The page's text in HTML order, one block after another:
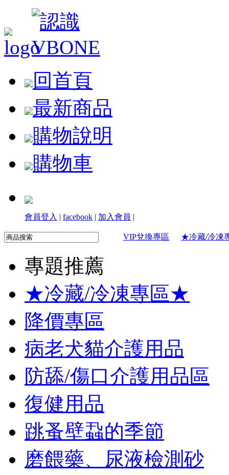
回首頁
最新商品
購物說明
購物車
會員登入 | facebook | 加入會員 |
VIP兌換專區 ★冷藏/冷凍
專題推薦
★冷藏/冷凍專區★
降價專區
病老犬貓介護用品
防舔/傷口介護用品區
復健用品
跳蚤壁蝨的季節
磨餵藥、尿液檢測砂